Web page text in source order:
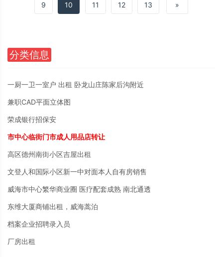
9 10 11 12 13 »
分类信息
一厨一卫一室户 出租 卧龙山庄陈家后沟附近
兼职CAD平面立体图
荣成银行招保安
市中心临街门市成人用品店转让
高区德州南街小区吉屋出租
文登人和国际小区新一中对面本人自有房销售
威海市中心繁华商业圈 医疗配套成熟 南北通透
东维大厦商铺出租，威海蒿泊
档案企业招聘录入员
厂房出租